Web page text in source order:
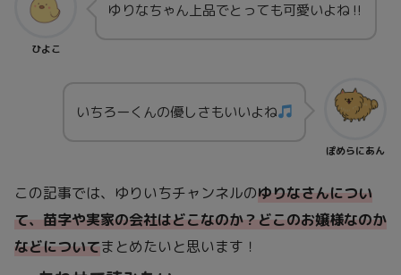
ひよこ
ゆりなちゃん上品でとっても可愛いよね‼︎
ぽめらにあん
いちろーくんの優しさもいいよね
この記事では、ゆりいちチャンネルのゆりなさんについ
て、苗字や実家の会社はどこなのか？どこのお嬢様なのか
などについてまとめたいと思います！